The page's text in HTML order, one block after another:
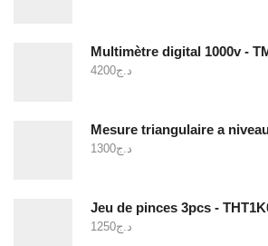
Multimètre digital 1000v -
د.ج4200
د.ج1300
Jeu de pinces 3pcs -
د.ج1250